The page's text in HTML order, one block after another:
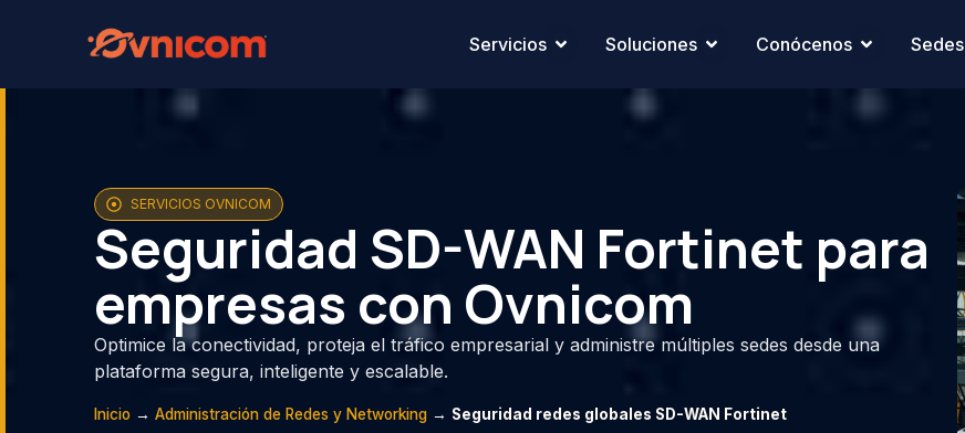
Servicios Soluciones Conócenos Sedes
SERVICIOS OVNICOM
Seguridad SD-WAN Fortinet para
empresas con Ovnicom
Optimice la conectividad, proteja el tráfico empresarial y administre múltiples sedes desde una
plataforma segura, inteligente y escalable.
Inicio → Administración de Redes y Networking→ Seguridad redes globales SD-WAN Fortinet